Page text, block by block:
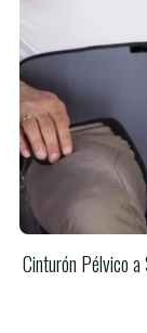
Cinturón Pélvico